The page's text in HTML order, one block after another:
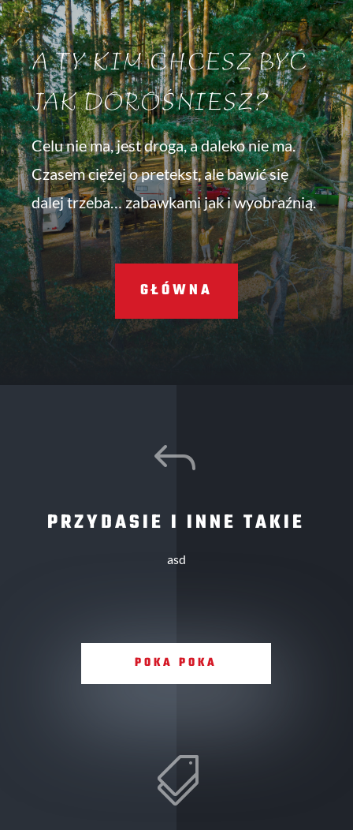
A TY KIM CHCESZ BYĆ
JAK DOROŚNIESZ?
Celu nie ma, jest droga, a daleko nie ma.
Czasem ciężej o pretekst, ale bawić się
dalej trzeba… zabawkami jak i wyobraźnią.
GŁÓWNA
J
PRZYDASIE I INNE TAKIE
asd
POKA POKA
